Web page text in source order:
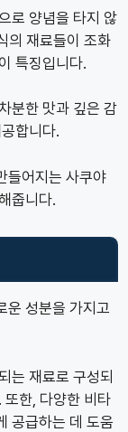
로 양념을 타지 않
의 재료들이 조화
특징입니다.
분한 맛과 깊은 감
합니다.
들어지는 사쿠야
줍니다.
운 성분을 가지고
는 재료로 구성되
또한, 다양한 비타
공급하는 데 도움